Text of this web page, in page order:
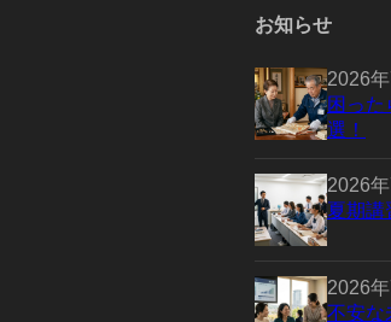
お知らせ
2026
困っ
選！
2026
夏期講
2026
不安な